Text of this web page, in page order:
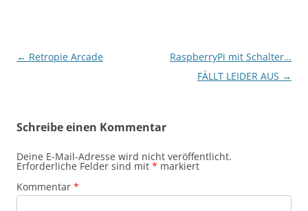
Beitragsnavigation
← Retropie Arcade
RaspberryPi mit Schalter…
FÄLLT LEIDER AUS →
Schreibe einen Kommentar
Deine E-Mail-Adresse wird nicht veröffentlicht.
Erforderliche Felder sind mit * markiert
Kommentar *